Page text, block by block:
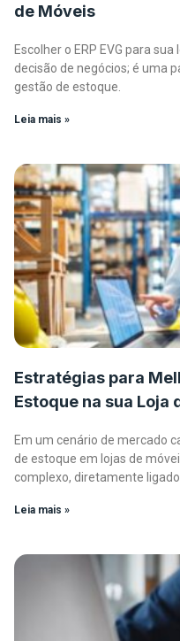
de Móveis
Escolher o ERP EVG para
decisão de negócios; é uma
gestão de estoque.
Leia mais »
Estratégias para
Estoque na sua Loja
Em um cenário de mercado
de estoque em lojas de
complexo, diretamente ligado
Leia mais »